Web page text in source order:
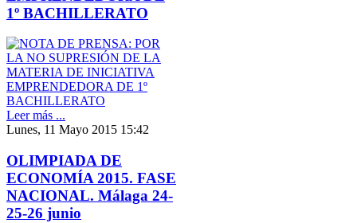
1º BACHILLERATO
Leer más ...
Lunes, 11 Mayo 2015 15:42
OLIMPIADA DE
ECONOMÍA 2015. FASE
NACIONAL. Málaga 24-
25-26 junio